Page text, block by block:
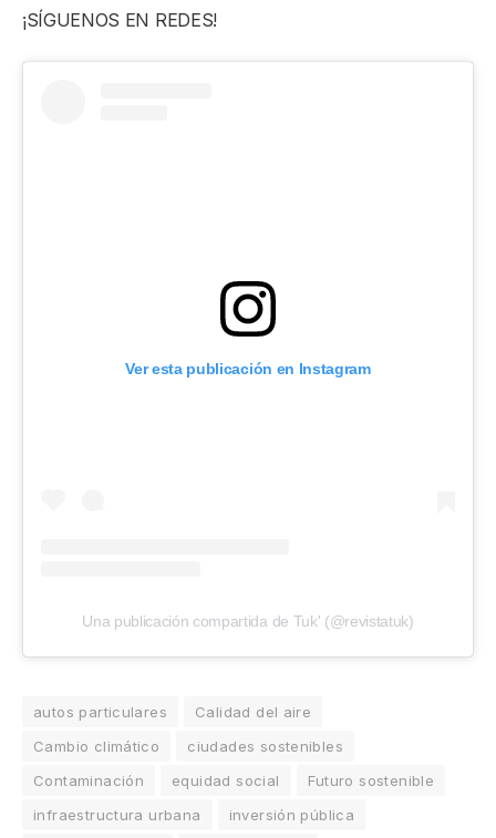
¡SÍGUENOS EN REDES!
Ver esta publicación en Instagram
Una publicación compartida de Tuk' (@revistatuk)
autos particulares
Calidad del aire
Cambio climático
ciudades sostenibles
Contaminación
equidad social
Futuro sostenible
infraestructura urbana
inversión pública